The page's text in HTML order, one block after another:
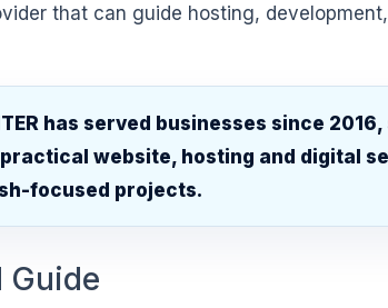
that can guide hosting,
has served businesses since
website, hosting and digital
focused projects.
Guide